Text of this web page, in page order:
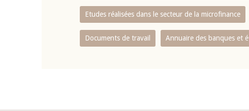
Etudes réalisées dans le secteur de la microfinance
Documents de travail Annuaire des banques et